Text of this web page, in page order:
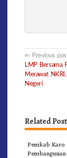
Post
Previous
LMP Bersama
Merawat
Negeri
Related
Pemkab Karo